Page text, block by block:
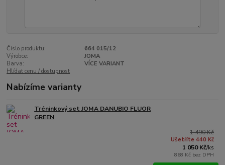
Číslo produktu:
664 015/12
Výrobce:
JOMA
Barva:
VÍCE VARIANT
Hlídat cenu / dostupnost
Nabízíme varianty
Tréninkový set JOMA DANUBIO FLUOR
GREEN
1 490 Kč
Ušetříte 440 Kč
1 050 Kč/ks
868 Kč bez DPH